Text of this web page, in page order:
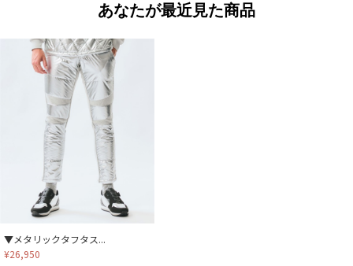
あなたが最近見た商品
▼メタリックタフタス...
¥26,950